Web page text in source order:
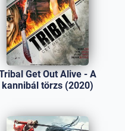
Get Out Alive - A
kannibál törzs (2020)